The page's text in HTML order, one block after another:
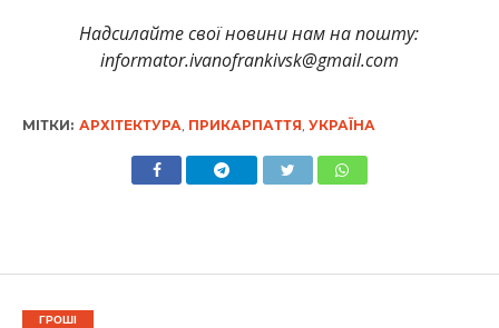
Надсилайте свої новини нам на пошту:
informator.ivanofrankivsk@gmail.com
МІТКИ: АРХІТЕКТУРА ПРИКАРПАТТЯ УКРАЇНА
ГРОШІ